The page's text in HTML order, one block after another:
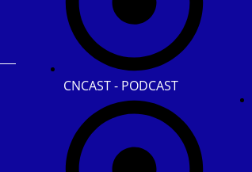
CNCAST - PODCAST